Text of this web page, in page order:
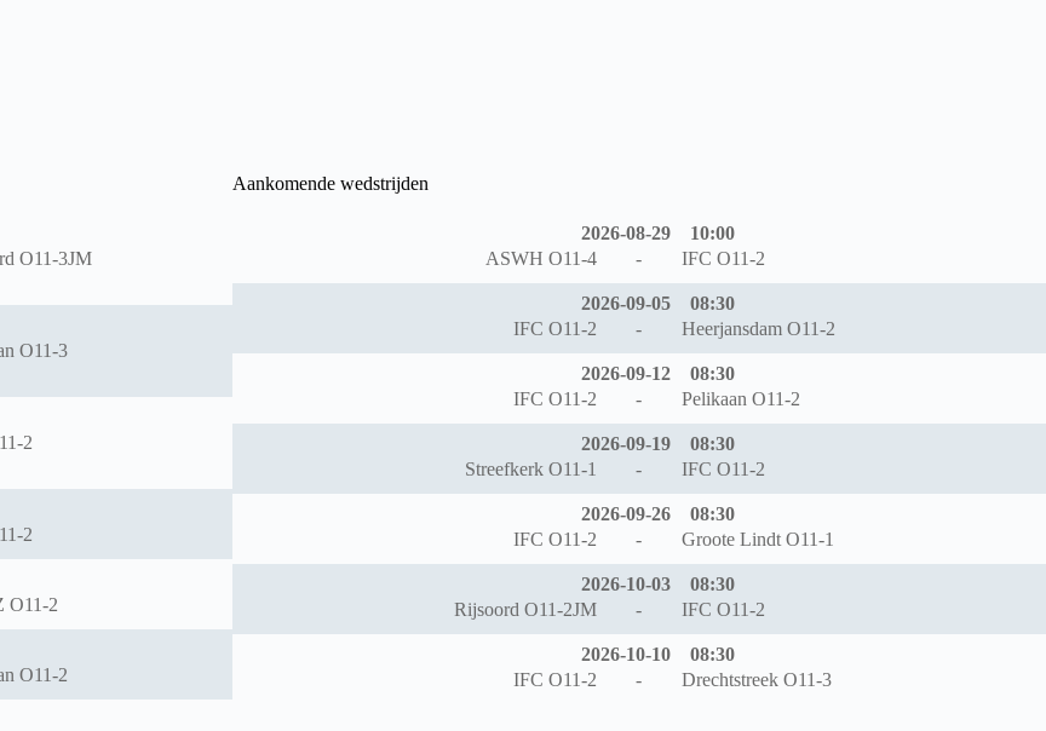
O11-3JM
O11-3
2
2
O11-2
O11-2
Aankomende wedstrijden
2026-08-29
10:00
ASWH O11-4
- IFC O11-2
2026-09-05
08:30
IFC O11-2
- Heerjansdam O11-2
2026-09-12
08:30
IFC O11-2
- Pelikaan O11-2
2026-09-19
08:30
Streefkerk O11-1
- IFC O11-2
2026-09-26
08:30
IFC O11-2
- Groote Lindt O11-1
2026-10-03
08:30
Rijsoord O11-2JM
- IFC O11-2
2026-10-10
08:30
IFC O11-2
- Drechtstreek O11-3